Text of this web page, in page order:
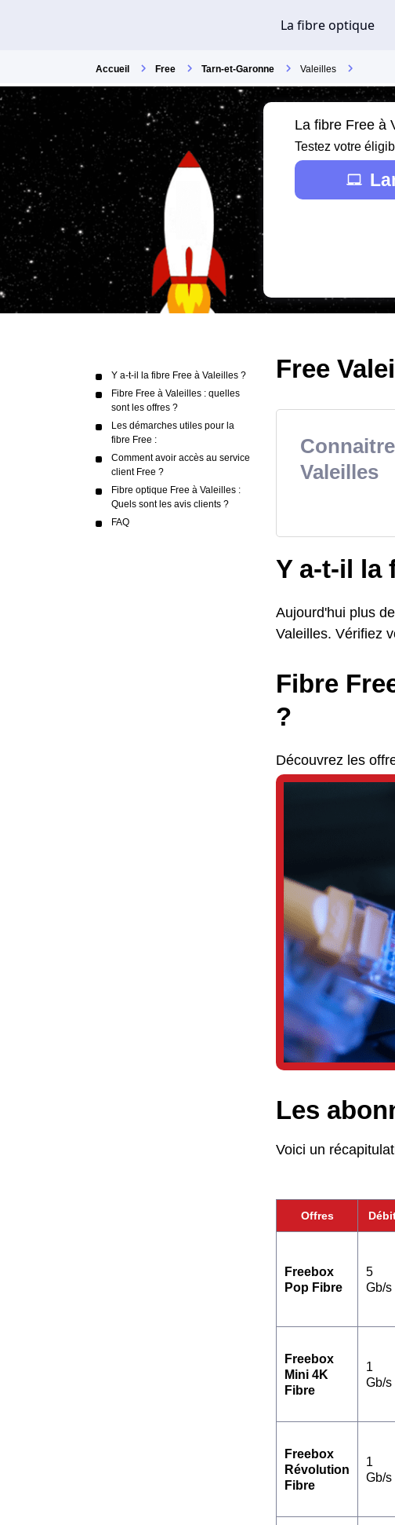
Accueil Free Tarn-et-Garonne Valeilles
La fibre Free à
Testez votre
Y a-t-il la fibre Free à Valeilles ?
Fibre Free à Valeilles : quelles
sont les offres ?
Les démarches utiles pour la
fibre Free :
Comment avoir accès au service
client Free ?
Fibre optique Free à Valeilles :
Quels sont les avis clients ?
FAQ
Free
Valeilles
Y a-t-il la
Aujourd'hui plus
Valeilles. Vérifiez
Fibre
?
Découvrez les
Les
Voici un
Offres
Freebox
Pop Fibre
5
Gb/s
Freebox
Mini 4K
Fibre
1
Gb/s
Freebox
Révolution
Fibre
1
Gb/s